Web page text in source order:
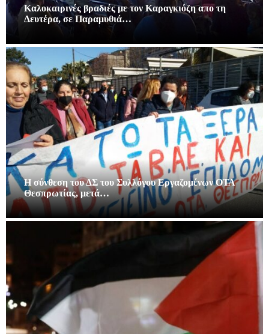
Καλοκαιρινές βραδιές με τον Καραγκιόζη απο τη
Δευτέρα, σε Παραμυθιά…
Η σύνθεση του ΔΣ του Συλλόγου Εργαζομένων ΟΤΑ
Θεσπρωτίας, μετά…